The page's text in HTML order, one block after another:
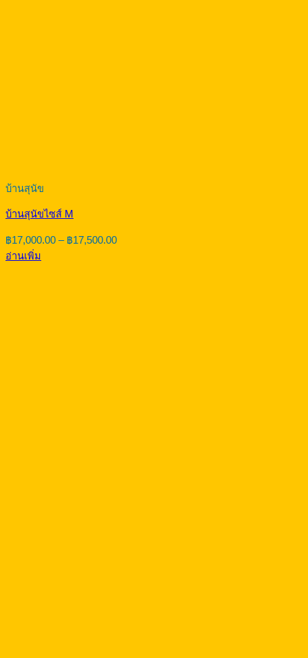
บ้านสุนัข
บ้านสุนัขไซส์ M
฿17,000.00 – ฿17,500.00Price
อ่านเพิ่ม